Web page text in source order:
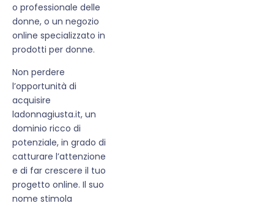
o professionale delle
donne, o un negozio
online specializzato in
prodotti per donne.
Non perdere
l’opportunità di
acquisire
ladonnagiusta.it, un
dominio ricco di
potenziale, in grado di
catturare l’attenzione
e di far crescere il tuo
progetto online. Il suo
nome stimola